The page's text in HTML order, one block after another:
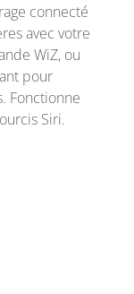
connecté
avec votre
WiZ, ou
pour
Fonctionne
Siri.